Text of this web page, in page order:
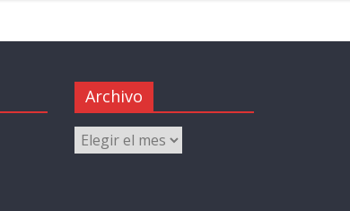
Archivo